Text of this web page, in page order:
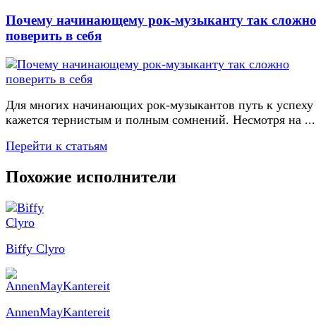
Почему начинающему рок-музыканту так сложно
поверить в себя
Для многих начинающих рок-музыкантов путь к успеху
кажется тернистым и полным сомнений. Несмотря на ...
Перейти к статьям
Похожие исполнители
Biffy Clyro
AnnenMayKantereit